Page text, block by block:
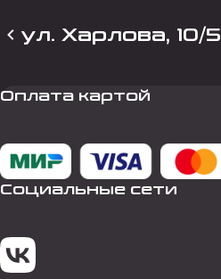
ул. Харлова, 10/5
Оплата картой
Социальные сети